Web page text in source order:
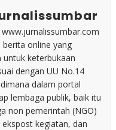
online yang
untuk keterbukaan
dengan UU No.14
dalam portal
lembaga publik, baik itu
non pemerintah (NGO)
kegiatan, dan